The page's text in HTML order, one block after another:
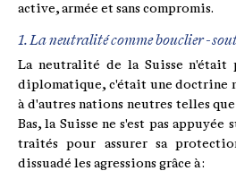
active, armée et sans compromis.
1. La neutralité comme bouclier -
La neutralité de la Suisse n'était
diplomatique, c'était une doctrine
à d'autres nations neutres telles
Bas, la Suisse ne s'est pas appuyée
traités pour assurer sa
dissuadé les agressions grâce à :